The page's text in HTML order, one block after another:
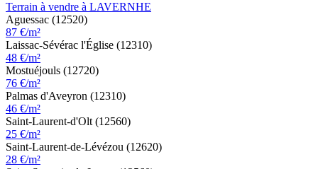
Terrain à vendre à LAVERNHE
Aguessac (12520)
87 €/m²
Laissac-Sévérac l'Église (12310)
48 €/m²
Mostuéjouls (12720)
76 €/m²
Palmas d'Aveyron (12310)
46 €/m²
Saint-Laurent-d'Olt (12560)
25 €/m²
Saint-Laurent-de-Lévézou (12620)
28 €/m²